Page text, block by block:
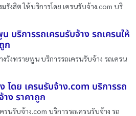
รังสิต ให้บริการโดย เครนรับจ้าง.com บริ
บริการรถเครนรับจ้าง รถเครนให้
ก
วังทรายพูน บริการรถเครนรับจ้าง รถเครน
โดย เครนรับจ้าง.com บริการรถ
าง ราคาถูก
รนรับจ้าง.com บริการรถเครนรับจ้าง รถ